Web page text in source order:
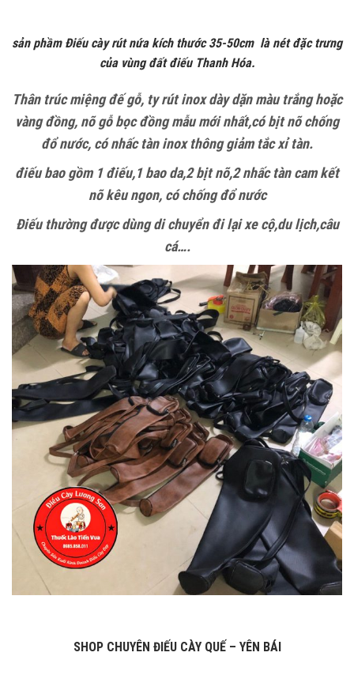
sản phầm Điếu cày rút nứa kích thước 35-50cm là nét đặc trưng
của vùng đất điếu Thanh Hóa.
Thân trúc miệng đế gỗ, ty rút inox dày dặn màu trắng hoặc
vàng đồng, nõ gỗ bọc đồng mẫu mới nhất,có bịt nõ chống
đổ nước, có nhấc tàn inox thông giảm tắc xỉ tàn.
điếu bao gồm 1 điếu,1 bao da,2 bịt nõ,2 nhấc tàncam kết
nõ kêu ngon, có chống đổ nước
Điếu thường được dùng di chuyển đi lại xe cộ,du lịch,câu
cá….
SHOP CHUYÊN ĐIẾU CÀY QUẾ – YÊN BÁI